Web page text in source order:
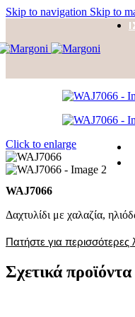
Skip to navigation Skip to
Click to enlarge
WAJ7066
Δαχτυλίδι με χαλαζία,
Πατήστε για περισσότερες
Σχετικά προϊόντα